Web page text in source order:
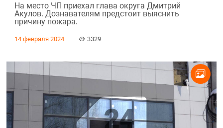
На место ЧП приехал глава округа Дмитрий
Акулов. Дознавателям предстоит выяснить
причину пожара.
14 февраля 2024 3329